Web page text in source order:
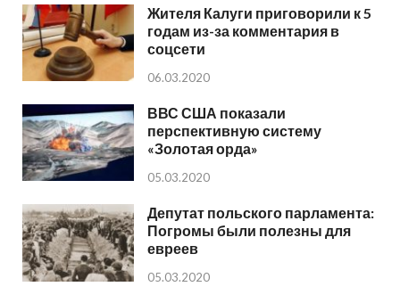
Жителя Калуги приговорили к 5
годам из-за комментария в
соцсети
06.03.2020
ВВС США показали
перспективную систему
«Золотая орда»
05.03.2020
Депутат польского парламента:
Погромы были полезны для
евреев
05.03.2020